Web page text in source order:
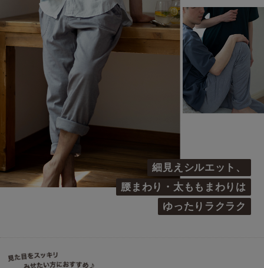
細見えシルエット、
腰まわり・太ももまわりは
ゆったりラクラク